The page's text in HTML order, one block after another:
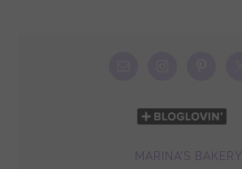
MARINA’S BAKERY